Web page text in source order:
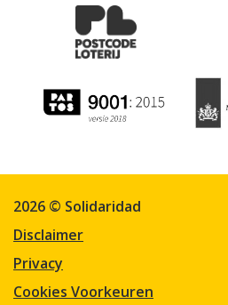
2026 © Solidaridad
Disclaimer
Privacy
Cookies Voorkeuren